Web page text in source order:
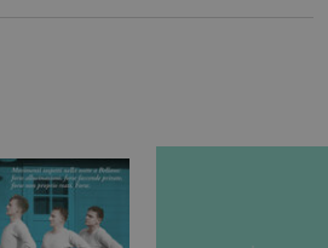
e aggiorna un valore univoco
traccia delle visualizzazioni
secondo la
richieste, limitando la